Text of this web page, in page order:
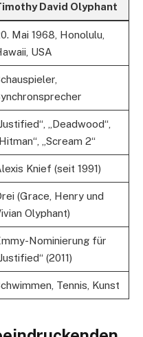
David Olyphant
Mai 1968, Honolulu,
USA
„Justified“, „Deadwood“,
„Hitman“, „Scream 2“
Knief (seit 1991)
(Grace, Henry und
Olyphant)
Nominierung für
„Justified“ (2011)
Tennis, Kunst